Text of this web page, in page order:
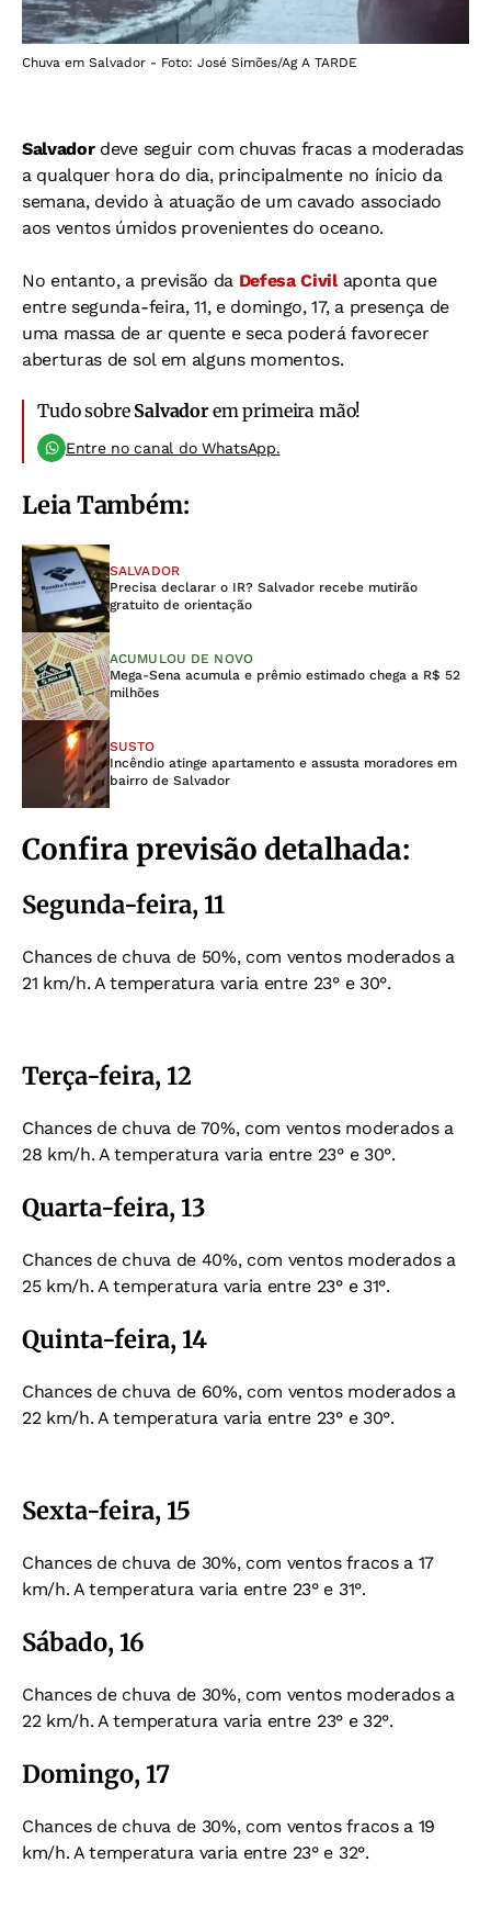
Chuva em Salvador - Foto: José Simões/Ag A TARDE
Salvadordeve seguir com chuvas fracas a moderadas
a qualquer hora do dia, principalmente no ínicio da
semana, devido à atuação de um cavado associado
aos ventos úmidos provenientes do oceano.
No entanto, a previsão da Defesa Civil aponta que
entre segunda-feira, 11, e domingo, 17, a presença de
uma massa de ar quente e seca poderá favorecer
aberturas de sol em alguns momentos.
Tudo sobre Salvadorem primeira mão!
Entre no canal do WhatsApp.
Leia Também:
SALVADOR
Precisa declarar o IR? Salvador recebe mutirão
gratuito de orientação
ACUMULOU DE NOVO
Mega-Sena acumula e prêmio estimado chega a R$ 52
milhões
SUSTO
Incêndio atinge apartamento e assusta moradores em
bairro de Salvador
Confira previsão detalhada:
Segunda-feira, 11
Chances de chuva de 50%, com ventos moderados a
21 km/h. A temperatura varia entre 23° e 30°.
Terça-feira, 12
Chances de chuva de 70%, com ventos moderados a
28 km/h. A temperatura varia entre 23° e 30°.
Quarta-feira, 13
Chances de chuva de 40%, com ventos moderados a
25 km/h. A temperatura varia entre 23° e 31°.
Quinta-feira, 14
Chances de chuva de 60%, com ventos moderados a
22 km/h. A temperatura varia entre 23° e 30°.
Sexta-feira, 15
Chances de chuva de 30%, com ventos fracos a 17
km/h. A temperatura varia entre 23° e 31°.
Sábado, 16
Chances de chuva de 30%, com ventos moderados a
22km/h. A temperatura varia entre 23° e 32°.
Domingo, 17
Chances de chuva de 30%, com ventos fracos a 19
km/h. A temperatura varia entre 23° e 32°.